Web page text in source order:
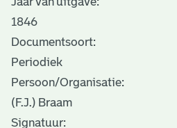
1846
Documentsoort:
Periodiek
Persoon/Organisatie:
(F.J.) Braam
Signatuur: